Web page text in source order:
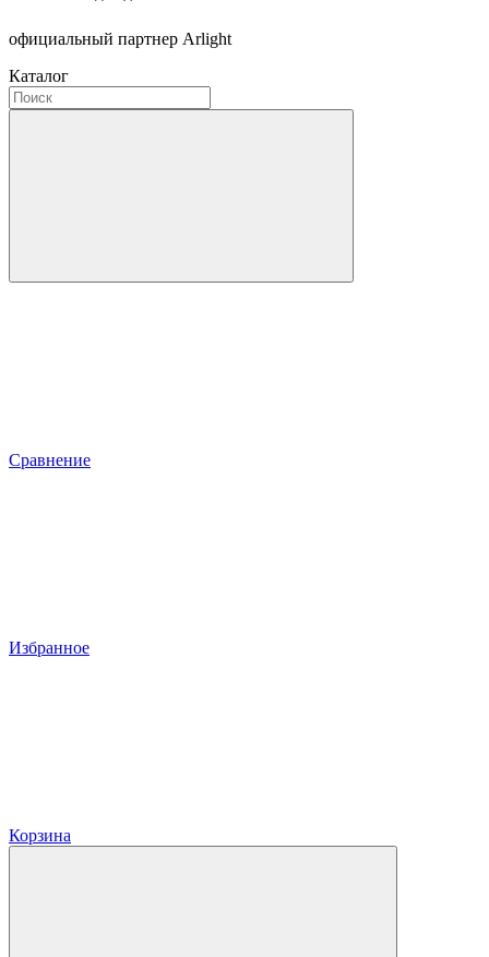
официальный партнер Arlight
Каталог
Сравнение
Избранное
Корзина